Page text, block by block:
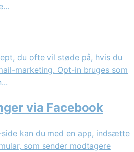
du ofte vil støde på, hvis du
marketing. Opt-in bruges som
via Facebook
side kan du med en app, indsætte
som sender modtagere